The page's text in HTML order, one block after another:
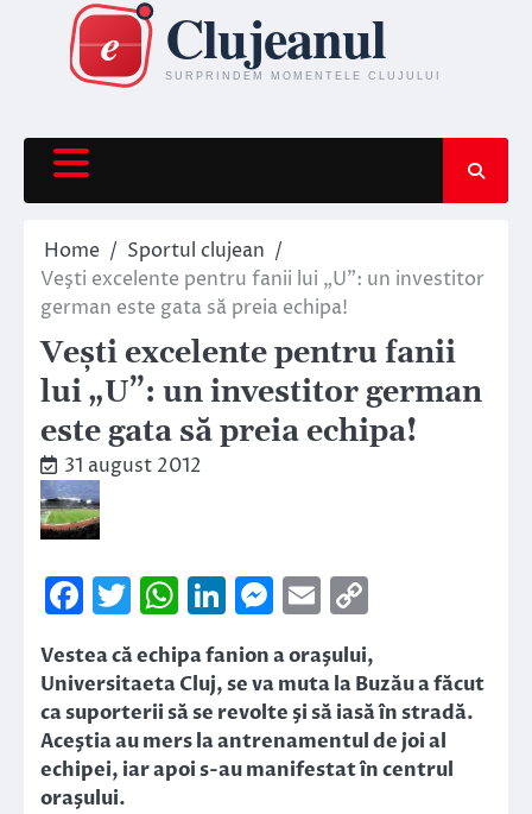
content
Home
Sportul clujean
Veşti excelente pentru fanii lui „U”: un investitor
german este gata să preia echipa!
Veşti excelente pentru fanii
lui „U”: un investitor german
este gata să preia echipa!
31 august 2012
Facebook
Twitter
WhatsApp
LinkedIn
Messenger
Email
Vestea că echipa fanion a oraşului,
Universitaeta Cluj, se va muta la Buzău a făcut
ca suporterii să se revolte şi să iasă în stradă.
Aceştia au mers la antrenamentul de joi al
echipei, iar apoi s-au manifestat în centrul
oraşului.